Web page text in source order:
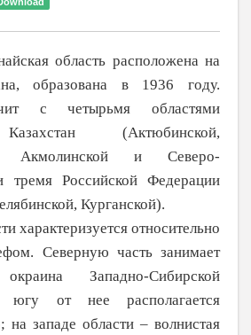
область расположена на
образована в 1936 году.
с четырьмя областями
(Актюбинской,
Акмолинской и Северо-
тремя Российской Федерации
Курганской).
характеризуется относительно
Северную часть занимает
Западно-Сибирской
югу от нее располагается
на западе области – волнистая